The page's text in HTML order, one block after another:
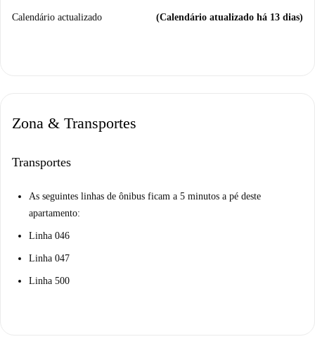
Calendário actualizado (Calendário atualizado há 13 dias)
Zona & Transportes
Transportes
As seguintes linhas de ônibus ficam a 5 minutos a pé deste
apartamento:
Linha 046
Linha 047
Linha 500